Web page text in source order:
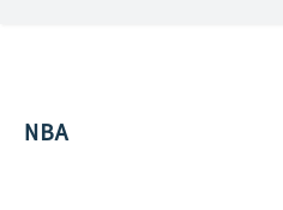
NBA